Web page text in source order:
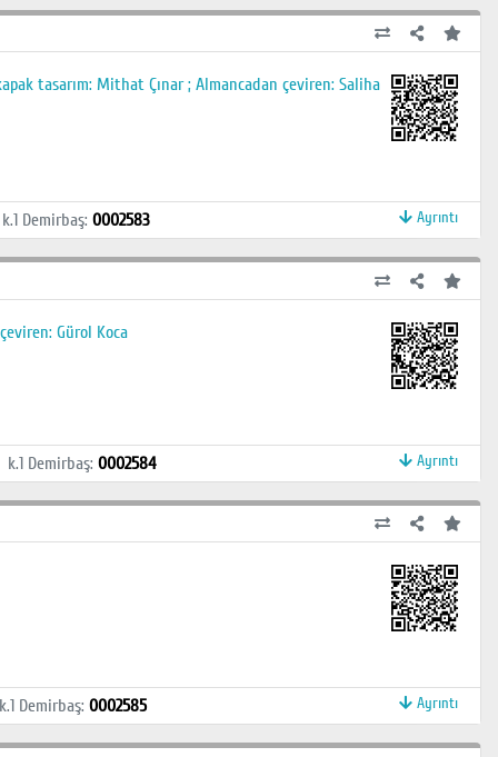
tasarım: Mithat Çınar ; Almancadan çeviren: Saliha
Demirbaş: 0002583 Ayrıntı
Gürol Koca
k.1 Demirbaş: 0002584 Ayrıntı
Demirbaş: 0002585 Ayrıntı